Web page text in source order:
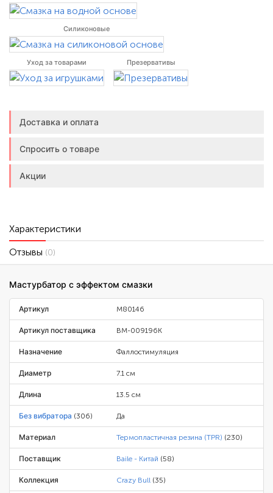
скользящей, увлажняющей смазки. Имеет натуральный
телесный цвет и очень правдоподобные внутренние
Силиконовые
Уход за товарами Презервативы
Доставка и оплата
Спросить о товаре
Акции
Характеристики
Отзывы (0)
Мастурбатор с эффектом смазки
Артикул M80146
Артикул поставщика BM-009196K
Назначение Фаллостимуляция
Диаметр 7.1 см
Длина 13.5 см
Без вибратора (306) Да
Материал Термопластичная резина (TPR) (230)
Поставщик Baile - Китай (58)
Коллекция Crazy Bull (35)